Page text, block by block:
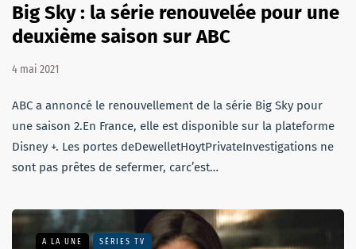
Big Sky : la série renouvelée pour une
deuxième saison sur ABC
4 mai 2021
ABC a annoncé le renouvellement de la série Big Sky pour
une saison 2.En France, elle est disponible sur la plateforme
Disney +. Les portes deDewelletHoytPrivateInvestigations ne
sont pas prêtes de sefermer, carc’est…
A LA UNE SÉRIES TV